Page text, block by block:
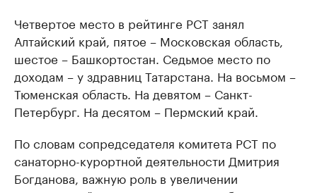
Четвертое место в рейтинге РСТ занял
Алтайский край, пятое – Московская область,
шестое – Башкортостан. Седьмое место по
доходам – у здравниц Татарстана. На восьмом –
Тюменская область. На девятом – Санкт-
Петербург. На десятом – Пермский край.
По словам сопредседателя комитета РСТ по
санаторно-курортной деятельности Дмитрия
Богданова, важную роль в увеличении